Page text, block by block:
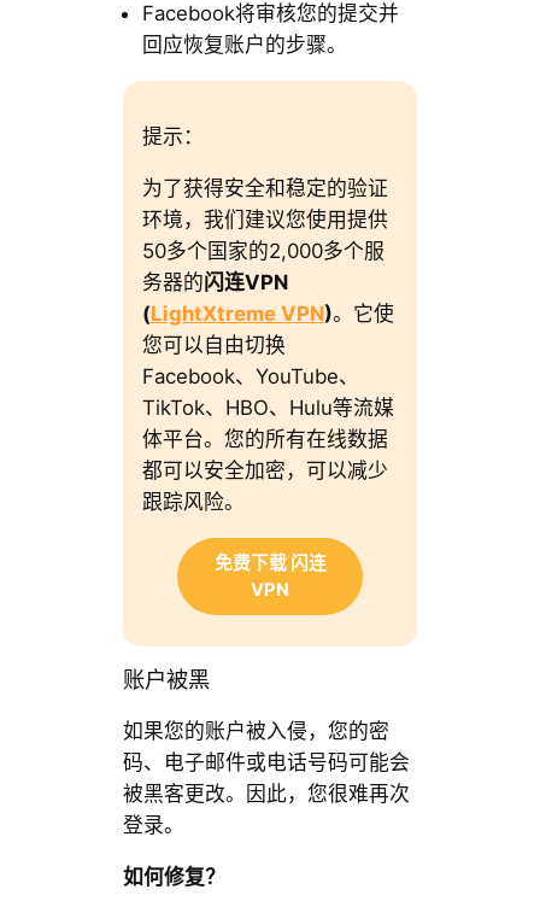
Facebook将审核您的提交并
回应恢复账户的步骤。
提示：
为了获得安全和稳定的验证
环境，我们建议您使用提供
50多个国家的2,000多个服
务器的闪连VPN
(LightXtreme VPN)。它使
您可以自由切换
Facebook、YouTube、
TikTok、HBO、Hulu等流媒
体平台。您的所有在线数据
都可以安全加密，可以减少
跟踪风险。
免费下载 闪连
VPN
账户被黑
如果您的账户被入侵，您的密
码、电子邮件或电话号码可能会
被黑客更改。因此，您很难再次
登录。
如何修复？